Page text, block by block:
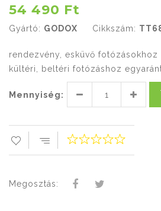
54 490 Ft
Gyártó: GODOX Cikkszám:
rendezvény, esküvő fotózásokhoz
kültéri, beltéri fotózáshoz
Mennyiség:
Megosztás: